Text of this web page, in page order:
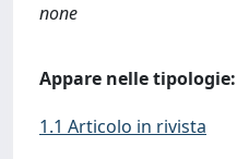
none
Appare nelle tipologie:
1.1 Articolo in rivista